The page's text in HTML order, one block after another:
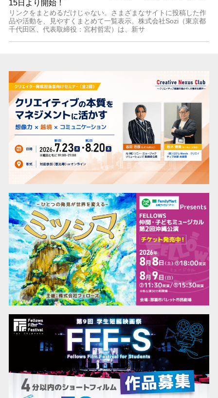
15日より開始！
リンクをまとめるだけじゃない。さまざまなサイトに投稿した作
品や活動を、見やすくまとめて一覧表示。株式会社Sozi（東京都
千代田区、代表取締役：宮村哲宏）は、新サ